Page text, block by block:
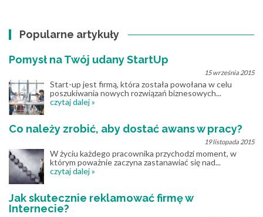
Popularne artykuły
Pomysł na Twój udany StartUp
15 września 2015
Start-up jest firmą, która została powołana w celu
poszukiwania nowych rozwiązań biznesowych...
czytaj dalej »
Co należy zrobić, aby dostać awans w pracy?
19 listopada 2015
W życiu każdego pracownika przychodzi moment, w
którym poważnie zaczyna zastanawiać się nad...
czytaj dalej »
Jak skutecznie reklamować firmę w
Internecie?